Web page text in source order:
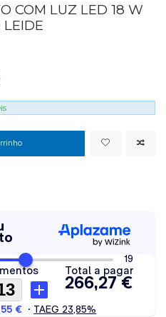
COM LUZ LED 18 W
LEIDE